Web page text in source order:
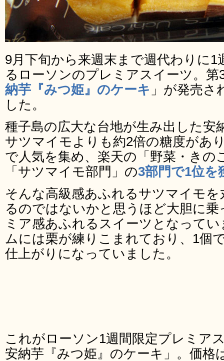
9月下旬から来週末まで週代わりに1
るローソンのプレミアスイーツ。第
納芋『みつ姫』のケーキ 」が発売
した。
種子島の広大な台地が生み出した安
サツマイモよりも約2倍の糖度があ
で人気を集め、楽天の「野菜・きの
「サツマイモ部門」の3部門で1位を
そんな高級感あふれるサツマイモ
るのではないかと思うほど大胆に
ミア感あふれるスイーツとなって
ムには栗が練りこまれており、1個
仕上がりになっていました。
これがローソン1週間限定プレミア
安納芋『みつ姫』のケーキ」。価格